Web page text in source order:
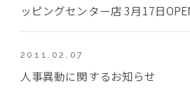
ッピングセンター店 3月17日
2011.02.07
人事異動に関するお知らせ